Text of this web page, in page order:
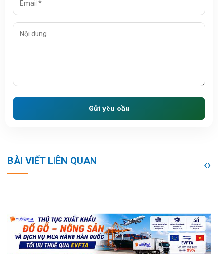
Gửi yêu cầu
BÀI VIẾT LIÊN QUAN ‹›